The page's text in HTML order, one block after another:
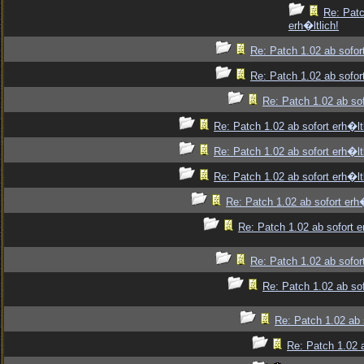
Re:
erh�ltlich!
Re: Patch 1.02 ab
Re: Patch 1.02 ab
Re: Patch 1.02 ab
Re: Patch 1.02 ab sofort
Re: Patch 1.02 ab sofort
Re: Patch 1.02 ab sofort
Re: Patch 1.02 ab sofort
Re: Patch 1.02 ab sofort
Re: Patch 1.02 ab
Re: Patch 1.02 ab
Re: Patch 1.02
Re: Patch